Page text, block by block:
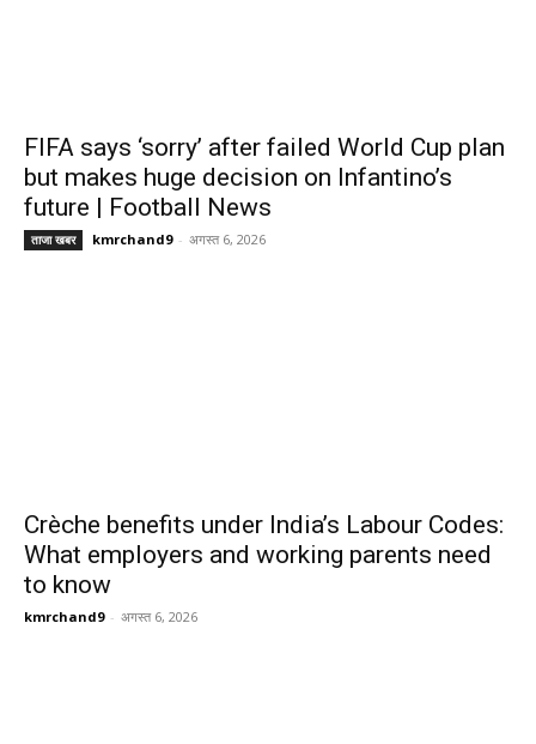
FIFA says ‘sorry’ after failed World Cup plan
but makes huge decision on Infantino’s
future | Football News
ताजा खबर kmrchand9 - अगस्त 6, 2026
Crèche benefits under India’s Labour Codes:
What employers and working parents need
to know
kmrchand9 - अगस्त 6, 2026